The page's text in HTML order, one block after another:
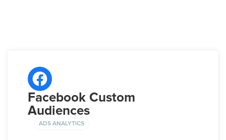
Facebook Custom
Audiences
ADS ANALYTICS